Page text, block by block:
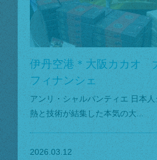
伊丹空港＊大阪カカオ
フィナンシェ
アンリ・シャルパンティエ 日本
熱と技術が結集した本気の大...
2026.03.12